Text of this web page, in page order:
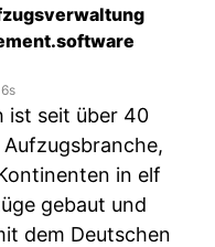
ist seit über 40
in elf
gebaut und
dem Deutschen